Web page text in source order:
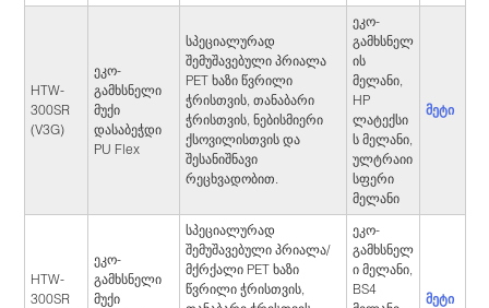
HTW-
300SR
(V3G)
ეკო-
გამხსნელი
მუქი
დასაბეჭდი
PU Flex
სპეციალურად
შემუშავებული პრიალა
PET ხაზი წვრილი
ჭრისთვის, თანაბარი
ჭრისთვის, ნებისმიერი
ქსოვილისთვის და
შესანიშნავი
რეცხვადობით.
ეკო-
გამხსნელ
ის
მელანი,
HP
ლატექსი
ს მელანი,
ულტრაიი
სფერი
მელანი
მეტი
HTW-
300SR
ეკო-
გამხსნელი
მუქი
სპეციალურად
შემუშავებული პრიალა/
მქრქალი PET ხაზი
წვრილი ჭრისთვის,
ეკო-
გამხსნელ
ი მელანი,
BS4
მეტი